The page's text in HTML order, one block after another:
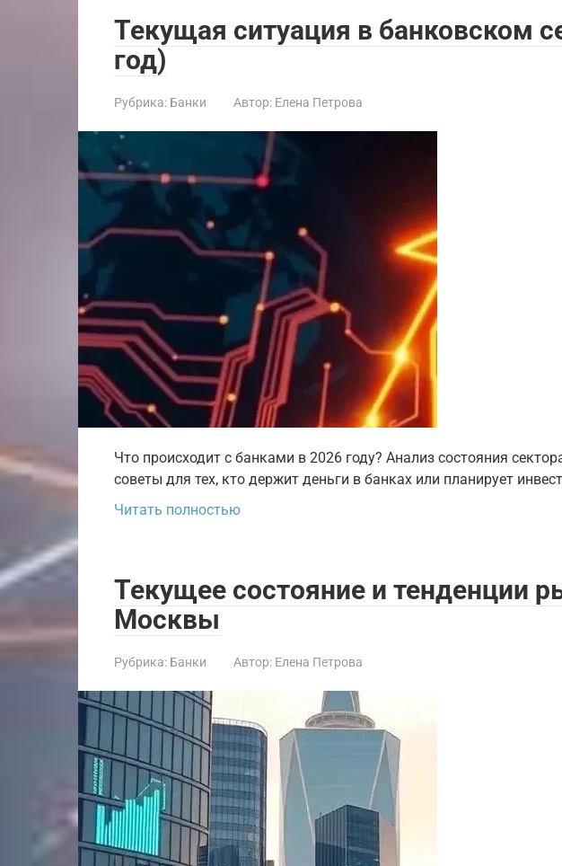
Текущая ситуация в банковском
год)
Рубрика: Банки Автор: Елена Петрова
Что происходит с банками в 2026 году? Анализ состояния
советы для тех, кто держит деньги в банках или планирует
Читать полностью
Текущее состояние и тенденции
Москвы
Рубрика: Банки Автор: Елена Петрова